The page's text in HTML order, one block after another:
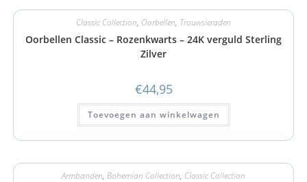
Classic Collection, Oorbellen, Trouwsieraden
Oorbellen Classic – Rozenkwarts – 24K verguld Sterling
Zilver
€44,95
Toevoegen aan winkelwagen
Armbanden, Bohemian Collection, Classic Collection